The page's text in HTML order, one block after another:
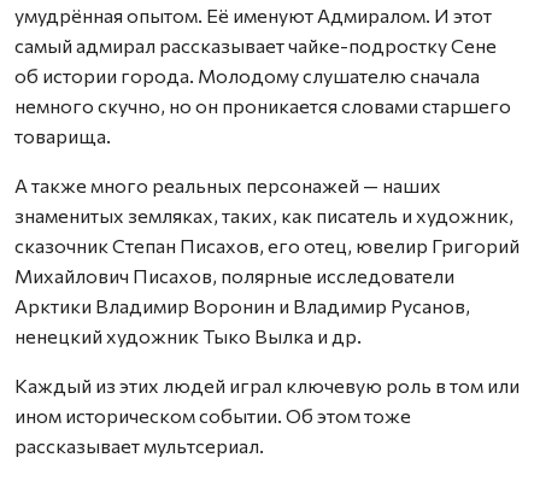
умудрённая опытом. Её именуют Адмиралом. И этот
самый адмирал рассказывает чайке-подростку Сене
об истории города. Молодому слушателю сначала
немного скучно, но он проникается словами старшего
товарища.
А также много реальных персонажей — наших
знаменитых земляках, таких, как писатель и художник,
сказочник Степан Писахов, его отец, ювелир Григорий
Михайлович Писахов, полярные исследователи
Арктики Владимир Воронин и Владимир Русанов,
ненецкий художник Тыко Вылка и др.
Каждый из этих людей играл ключевую роль в том или
ином историческом событии. Об этом тоже
рассказывает мультсериал.